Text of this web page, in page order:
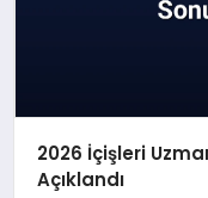
2026 İçişleri
Açıklandı